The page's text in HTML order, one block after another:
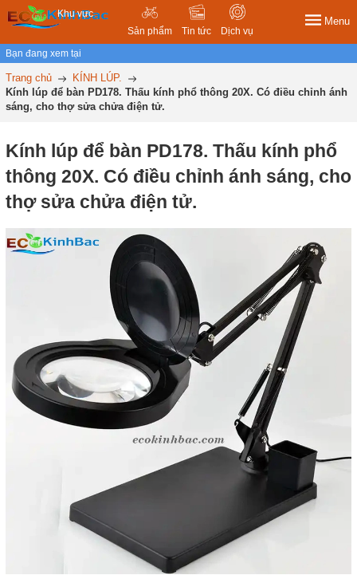
Khu vực
Sản phẩm
Tin tức Dịch vụ
Menu
Bạn đang xem tại
Trang chủ
KÍNH LÚP.
Kính lúp để bàn PD178. Thấu kính phổ thông 20X. Có điều chỉnh ánh
sáng, cho thợ sửa chửa điện tử.
Kính lúp để bàn PD178. Thấu kính phổ
thông 20X. Có điều chỉnh ánh sáng, cho
thợ sửa chửa điện tử.